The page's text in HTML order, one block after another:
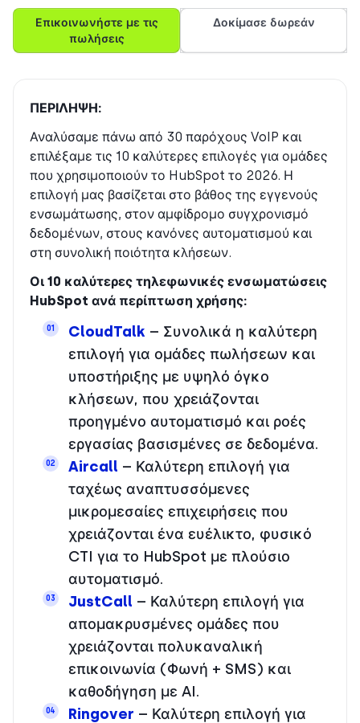
Επικοινωνήστε με τις
πωλήσεις
Δοκίμασε δωρεάν
ΠΕΡΙΛΗΨΗ:
Αναλύσαμε πάνω από 30 παρόχους VoIP και
επιλέξαμε τις 10 καλύτερες επιλογές για ομάδες
που χρησιμοποιούν το HubSpot το 2026. Η
επιλογή μας βασίζεται στο βάθος της εγγενούς
ενσωμάτωσης, στον αμφίδρομο συγχρονισμό
δεδομένων, στους κανόνες αυτοματισμού και
στη συνολική ποιότητα κλήσεων.
Οι 10 καλύτερες τηλεφωνικές ενσωματώσεις
HubSpot ανά περίπτωση χρήσης:
01 CloudTalk – Συνολικά η καλύτερη
επιλογή για ομάδες πωλήσεων και
υποστήριξης με υψηλό όγκο
κλήσεων, που χρειάζονται
προηγμένο αυτοματισμό και ροές
εργασίας βασισμένες σε δεδομένα.
02 Aircall – Καλύτερη επιλογή για
ταχέως αναπτυσσόμενες
μικρομεσαίες επιχειρήσεις που
χρειάζονται ένα ευέλικτο, φυσικό
CTI για το HubSpot με πλούσιο
αυτοματισμό.
03 JustCall – Καλύτερη επιλογή για
απομακρυσμένες ομάδες που
χρειάζονται πολυκαναλική
επικοινωνία (Φωνή + SMS) και
καθοδήγηση με AI.
04 Ringover – Καλύτερη επιλογή για